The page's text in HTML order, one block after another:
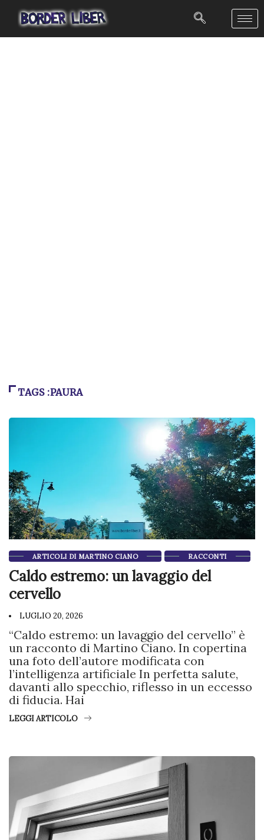
TAGS :PAURA
ARTICOLI DI MARTINO CIANO RACCONTI
Caldo estremo: un lavaggio del
cervello
LUGLIO 20, 2026
“Caldo estremo: un lavaggio del cervello” è
un racconto di Martino Ciano. In copertina
una foto dell’autore modificata con
l’intelligenza artificiale In perfetta salute,
davanti allo specchio, riflesso in un eccesso
di fiducia. Hai
LEGGI ARTICOLO